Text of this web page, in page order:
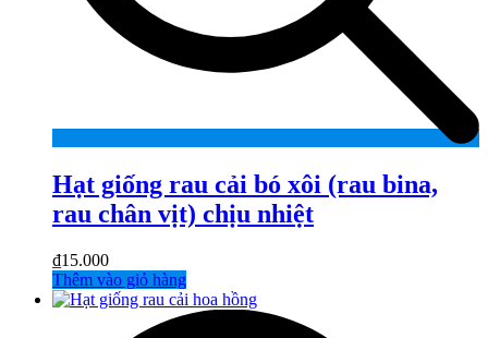
Hạt giống rau cải bó xôi (rau bina,
rau chân vịt) chịu nhiệt
₫15.000
Thêm vào giỏ hàng